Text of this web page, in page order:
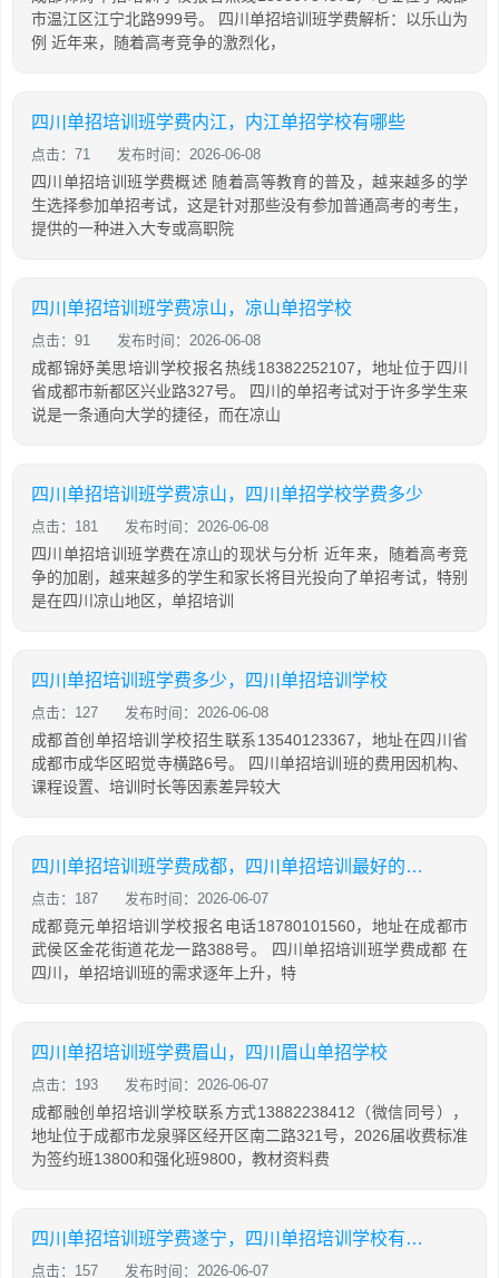
市温江区江宁北路999号。 四川单招培训班学费解析：以乐山为
例 近年来，随着高考竞争的激烈化，
四川单招培训班学费内江，内江单招学校有哪些
点击：71 发布时间：2026-06-08
四川单招培训班学费概述 随着高等教育的普及，越来越多的学
生选择参加单招考试，这是针对那些没有参加普通高考的考生，
提供的一种进入大专或高职院
四川单招培训班学费凉山，凉山单招学校
点击：91 发布时间：2026-06-08
成都锦妤美思培训学校报名热线18382252107，地址位于四川
省成都市新都区兴业路327号。 四川的单招考试对于许多学生来
说是一条通向大学的捷径，而在凉山
四川单招培训班学费凉山，四川单招学校学费多少
点击：181 发布时间：2026-06-08
四川单招培训班学费在凉山的现状与分析 近年来，随着高考竞
争的加剧，越来越多的学生和家长将目光投向了单招考试，特别
是在四川凉山地区，单招培训
四川单招培训班学费多少，四川单招培训学校
点击：127 发布时间：2026-06-08
成都首创单招培训学校招生联系13540123367，地址在四川省
成都市成华区昭觉寺横路6号。 四川单招培训班的费用因机构、
课程设置、培训时长等因素差异较大
四川单招培训班学费成都，四川单招培训最好的学校
点击：187 发布时间：2026-06-07
成都竟元单招培训学校报名电话18780101560，地址在成都市
武侯区金花街道花龙一路388号。 四川单招培训班学费成都 在
四川，单招培训班的需求逐年上升，特
四川单招培训班学费眉山，四川眉山单招学校
点击：193 发布时间：2026-06-07
成都融创单招培训学校联系方式13882238412（微信同号），
地址位于成都市龙泉驿区经开区南二路321号，2026届收费标准
为签约班13800和强化班9800，教材资料费
四川单招培训班学费遂宁，四川单招培训学校有哪些
点击：157 发布时间：2026-06-07